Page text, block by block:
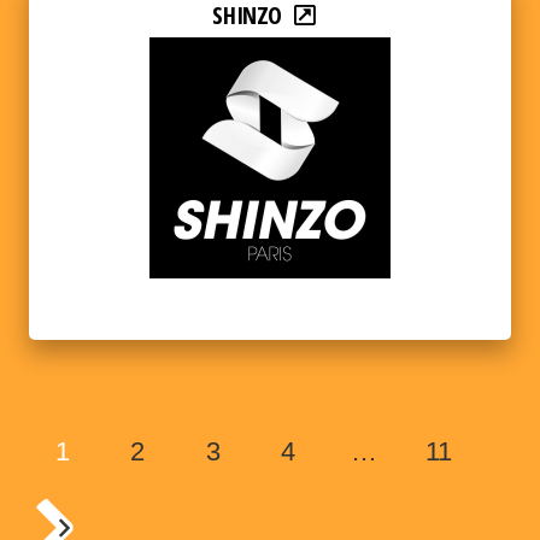
SHINZO
1 2 3 4 … 11